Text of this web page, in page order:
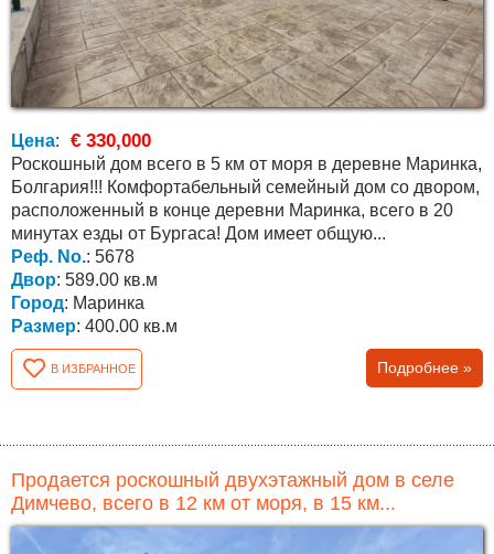
Цена: € 330,000
Роскошный дом всего в 5 км от моря в деревне Маринка,
Болгария!!! Комфортабельный семейный дом со двором,
расположенный в конце деревни Маринка, всего в 20
минутах езды от Бургаса! Дом имеет общую...
Реф. No.: 5678
Двор: 589.00 кв.м
Город: Маринка
Размер: 400.00 кв.м
В ИЗБРАННОЕ Подробнее »
Продается роскошный двухэтажный дом в селе
Димчево, всего в 12 км от моря, в 15 км...